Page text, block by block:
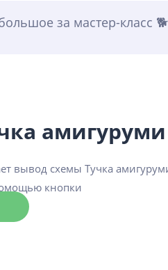
за мастер-класс 🐕
вывод схемы Тучка
кнопки